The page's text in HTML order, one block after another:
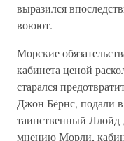
выразился
воюют.
Морские
кабинета ценой
старался
Джон Бёрнс, подали
таинственный
мнению Морли,